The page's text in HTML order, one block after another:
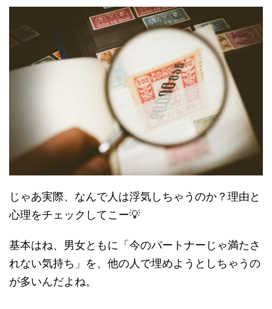
じゃあ実際、なんで人は浮気しちゃうのか？理由と
心理をチェックしてこー💡
基本はね、男女ともに「今のパートナーじゃ満たさ
れない気持ち」を、他の人で埋めようとしちゃうの
が多いんだよね。